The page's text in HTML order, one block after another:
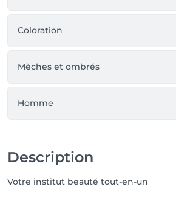
Coloration
Mèches et ombrés
Homme
Description
Votre institut beauté tout-en-un